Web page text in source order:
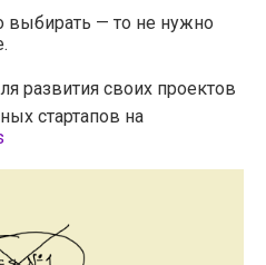
— то не нужно
развития своих проектов
стартапов на